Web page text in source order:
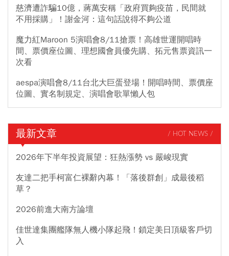
慈濟遭詐騙10億，蔣萬安稱「政府買夠疫苗，民間就
不用採購」！謝金河：這句話說得不夠公道
魔力紅Maroon 5演唱會8/11搶票！高雄世運開唱時
間、票價座位圖、理想國會員優先購、拓元售票資訊一
次看
aespa演唱會8/11台北大巨蛋登場！開唱時間、票價座
位圖、實名制規定、演唱會歌單懶人包
最新文章 / HOT NEWS /
2026年下半年投資展望：狂熱漲勢 vs 嚴峻現實
友達二把手柯富仁裸辭內幕！「落後群創」成最後稻
草？
2026前進大南方論壇
佳世達集團艦隊無人機小隊起飛！鎖定美日頂級客戶切
入